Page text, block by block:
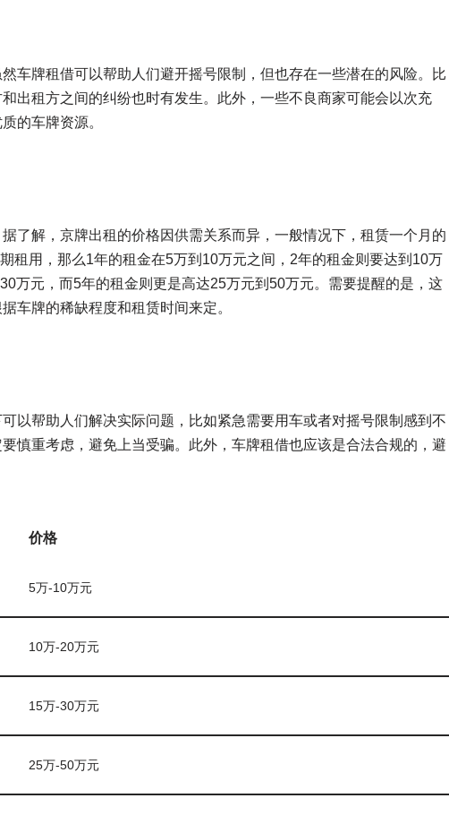
车牌租借可以帮助人们避开摇号限制，但也存在一些潜在的风险。比
出租方之间的纠纷也时有发生。此外，一些不良商家可能会以次充
的车牌资源。
了解，京牌出租的价格因供需关系而异，一般情况下，租赁一个月的
租用，那么1年的租金在5万到10万元之间，2年的租金则要达到10万
万元，而5年的租金则更是高达25万元到50万元。需要提醒的是，这
车牌的稀缺程度和租赁时间来定。
以帮助人们解决实际问题，比如紧急需要用车或者对摇号限制感到不
慎重考虑，避免上当受骗。此外，车牌租借也应该是合法合规的，避
价格
5万-10万元
10万-20万元
15万-30万元
25万-50万元